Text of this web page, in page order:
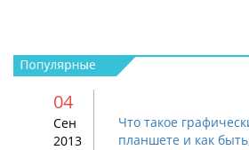
04
Сен
2013
Что такое
планшете и как